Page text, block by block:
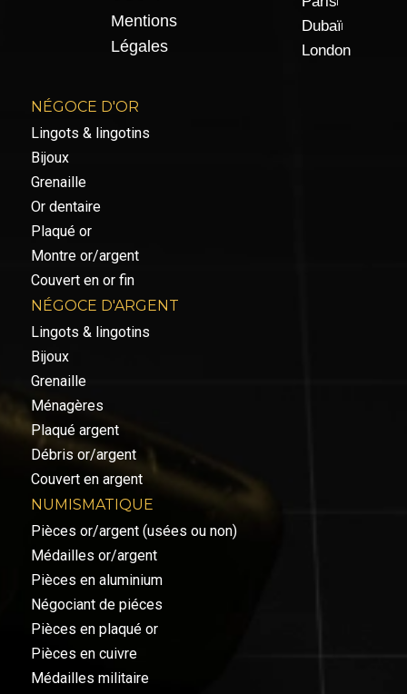
Mentions
Légales
Dubaï
London
NÉGOCE D'OR
Lingots & lingotins
Bijoux
Grenaille
Or dentaire
Plaqué or
Montre or/argent
Couvert en or fin
NÉGOCE D'ARGENT
Lingots & lingotins
Bijoux
Grenaille
Ménagères
Plaqué argent
Débris or/argent
Couvert en argent
NUMISMATIQUE
Pièces or/argent (usées ou non)
Médailles or/argent
Pièces en aluminium
Négociant de piéces
Pièces en plaqué or
Pièces en cuivre
Médailles militaire